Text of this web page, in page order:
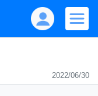
2022/06/30